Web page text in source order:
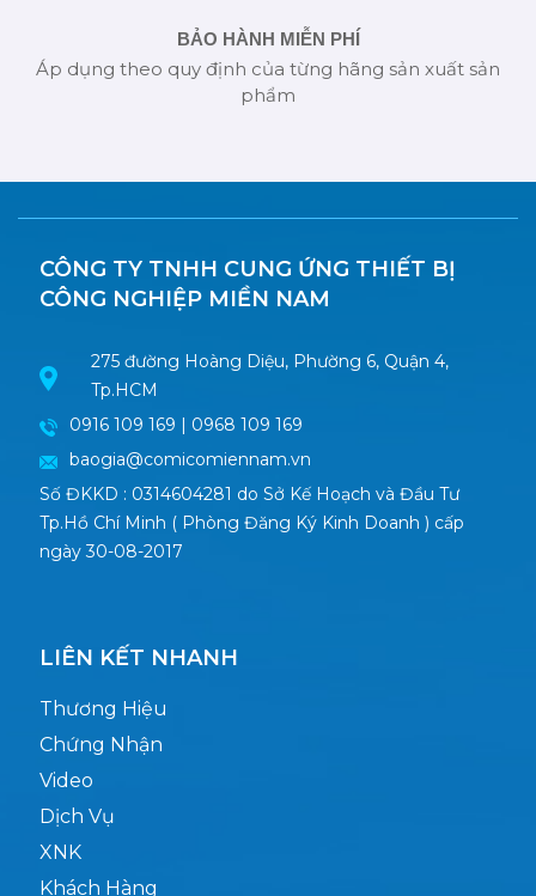
BẢO HÀNH MIỄN PHÍ
Áp dụng theo quy định của từng hãng sản xuất sản
phẩm
CÔNG TY TNHH CUNG ỨNG THIẾT BỊ
CÔNG NGHIỆP MIỀN NAM
275 đường Hoàng Diệu, Phường 6, Quận 4,
Tp.HCM
0916 109 169 | 0968 109 169
baogia@comicomiennam.vn
Số ĐKKD : 0314604281 do Sở Kế Hoạch và Đầu Tư
Tp.Hồ Chí Minh ( Phòng Đăng Ký Kinh Doanh ) cấp
ngày 30-08-2017
LIÊN KẾT NHANH
Thương Hiệu
Chứng Nhận
Video
Dịch Vụ
XNK
Khách Hàng